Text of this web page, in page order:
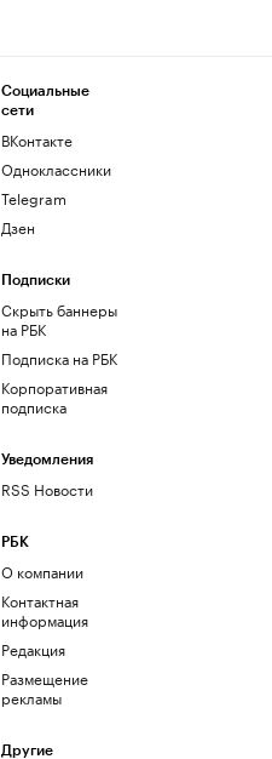
Социальные
сети
ВКонтакте
Одноклассники
Telegram
Дзен
Подписки
Скрыть баннеры
на РБК
Подписка на РБК
Корпоративная
подписка
Уведомления
RSS Новости
РБК
О компании
Контактная
информация
Редакция
Размещение
рекламы
Другие